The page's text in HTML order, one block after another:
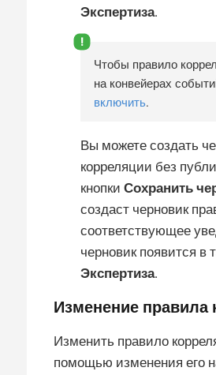
Экспертиза.
Чтобы правило
на конвейерах
включить.
Вы можете создать
корреляции без
кнопки Сохранить
создаст черновик
соответствующее
черновик появится в
Экспертиза.
Изменение правила
Изменить правило
помощью изменения его